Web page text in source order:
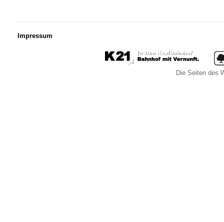
Impressum
Die Seiten des